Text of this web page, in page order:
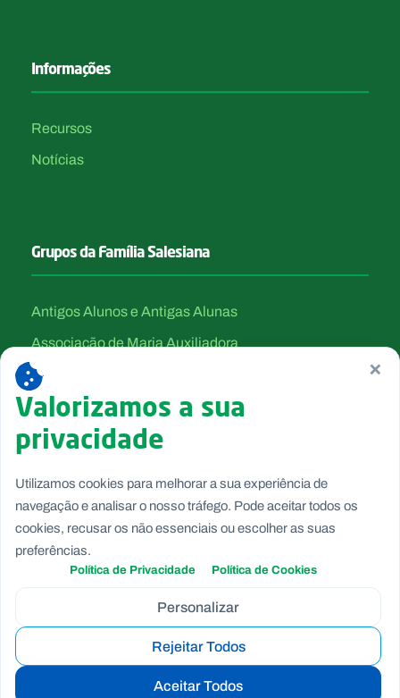
Informações
Recursos
Notícias
Grupos da Família Salesiana
Antigos Alunos e Antigas Alunas
Associação de Maria Auxiliadora
Canção Nova
Filhas de Maria Auxiliadora
Salesianos Cooperadores
Voluntárias de Dom Bosco
Copyright © Fundação Salesianos
Canal de Denúncia Interno | Politica de Privacidade
×
Valorizamos a sua
privacidade
Utilizamos cookies para melhorar a sua experiência de
navegação e analisar o nosso tráfego. Pode aceitar todos os
cookies, recusar os não essenciais ou escolher as suas
preferências.
Política de Privacidade Política de Cookies
Personalizar
Rejeitar Todos
Aceitar Todos